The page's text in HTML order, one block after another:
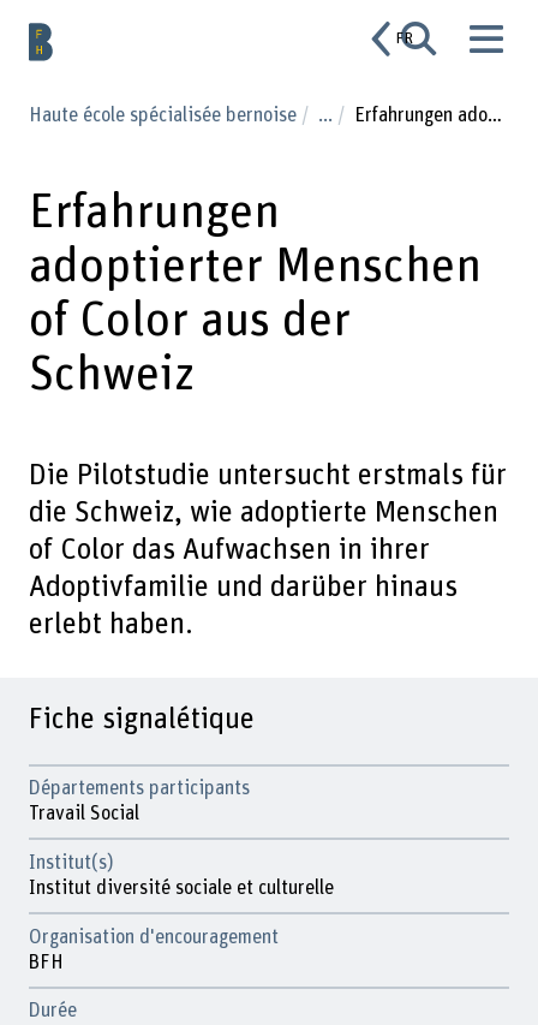
FR
Haute école spécialisée bernoise ... Erfahrungen adoptierter Menschen of Color aus der Schweiz
Erfahrungen
adoptierter Menschen
of Color aus der
Schweiz
Die Pilotstudie untersucht erstmals für
die Schweiz, wie adoptierte Menschen
of Color das Aufwachsen in ihrer
Adoptivfamilie und darüber hinaus
erlebt haben.
Fiche signalétique
Départements participants
Travail Social
Institut(s)
Institut diversité sociale et culturelle
Organisation d'encouragement
BFH
Durée